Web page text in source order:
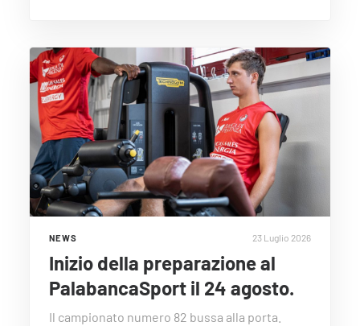
NEWS 23 Luglio 2026
Inizio della preparazione al
PalabancaSport il 24 agosto.
Il campionato numero 82 bussa alla porta.